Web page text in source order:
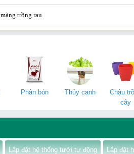
Phân bón Thủy canh
Chậu
cây
Lắp đặt hệ thống tưới tự động Lắp đặt